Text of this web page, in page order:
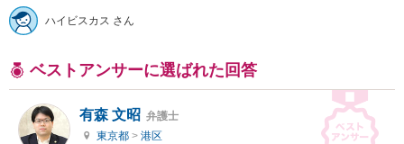
ハイビスカス さん
ベストアンサーに選ばれた回答
有森 文昭 弁護士
東京都 > 港区